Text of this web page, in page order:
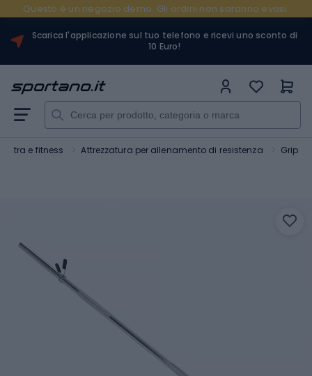
Questo è un negozio demo. Gli ordini non saranno evasi.
Scarica l'applicazione sul tuo telefono e ricevi uno sconto di
10 Euro!
e fitness Attrezzatura per allenamento di resistenza Grip